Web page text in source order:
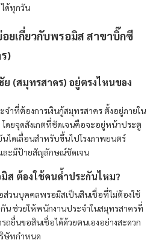
ด้ทุกวัน
ยเกี่ยวกับพรอมิส สาขาบิ๊กซี
)
(สมุทรสาคร) อยู่ตรงไหนของ
ำที่ต้องการเงินกู้สมุทรสาคร ตั้งอยู่ภายใน
ดยจุดสังเกตที่ชัดเจนคือจะอยู่หน้าประตู
ไดเลื่อนสำหรับขึ้นไปโรงภาพยนตร์
และมีป้ายสัญลักษณ์ชัดเจน
ส ต้องใช้คนค้ำประกันไหม?
ส่วนบุคคลพรอมิสเป็นสินเชื่อที่ไม่ต้องใช้
ช่วยให้พนักงานประจำในสมุทรสาครที่
ถยื่นขอสินเชื่อได้ด้วยตนเองอย่างสะดวก
ริษัทกำหนด